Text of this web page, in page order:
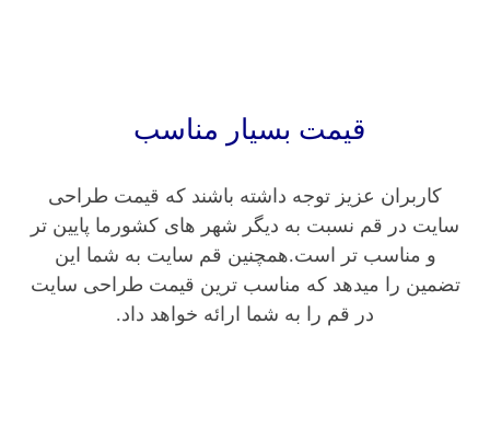
قیمت بسیار مناسب
کاربران عزیز توجه داشته باشند که قیمت طراحی
سایت در قم نسبت به دیگر شهر های کشورما پایین تر
و مناسب تر است.همچنین قم سایت به شما این
تضمین را میدهد که مناسب ترین قیمت طراحی سایت
در قم را به شما ارائه خواهد داد.